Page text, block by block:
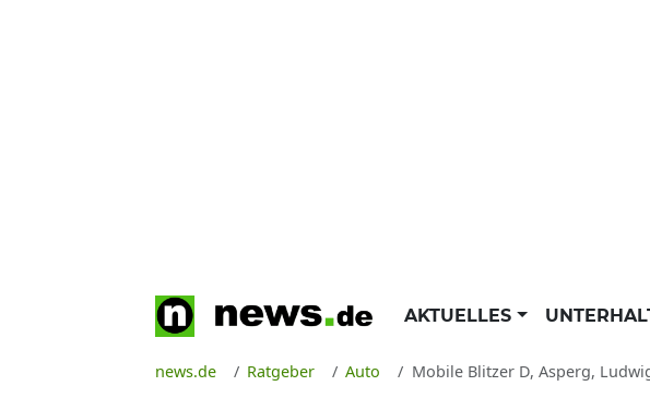
AKTUELLES
news.de Ratgeber Auto Mobile Blitzer D, Asperg,